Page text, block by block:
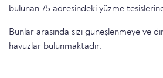
bulunan 75 adresindeki yüzme
Bunlar arasında sizi güneşlenmeye ve
havuzlar bulunmaktadır.